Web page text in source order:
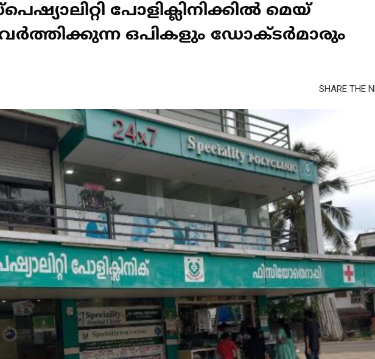
പോളിക്ലിനിക്കിൽ മെയ്‌
ഒപികളും ഡോക്ടർമാരും
SHARE THE